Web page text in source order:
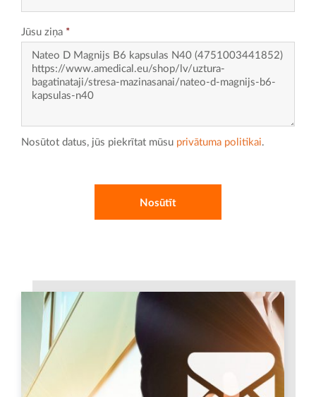
Jūsu ziņa *
Nosūtot datus, jūs piekrītat mūsu privātuma politikai.